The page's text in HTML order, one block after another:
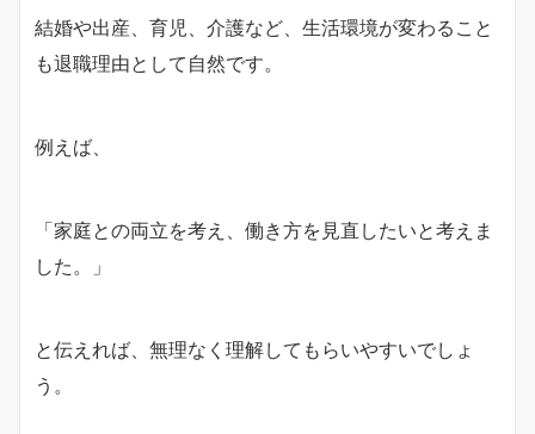
結婚や出産、育児、介護など、生活環境が変わること
も退職理由として自然です。
例えば、
「家庭との両立を考え、働き方を見直したいと考えま
した。」
と伝えれば、無理なく理解してもらいやすいでしょ
う。